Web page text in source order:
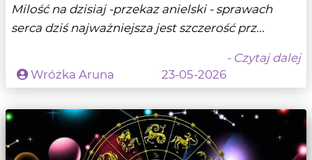
Milość na dzisiaj -przekaz anielski - sprawach
serca dziś najważniejsza jest szczerość prz...
- Czytaj dalej
Wróżka Aruna
23-05-2026